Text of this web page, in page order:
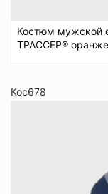
Костюм мужской
ТРАССЕР®
Кос678